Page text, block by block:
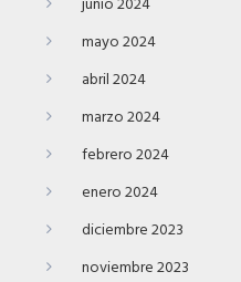
mayo 2024
abril 2024
marzo 2024
febrero 2024
enero 2024
diciembre 2023
noviembre 2023